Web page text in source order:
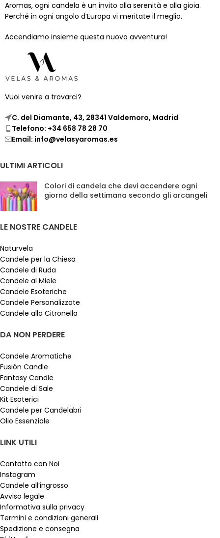
Aromas, ogni candela è un invito alla serenità e alla gioia.
Perché in ogni angolo d’Europa vi meritate il meglio.
Accendiamo insieme questa nuova avventura!
Vuoi venire a trovarci?
C. del Diamante, 43, 28341 Valdemoro, Madrid
Telefono: +34 658 78 28 70
Email: info@velasyaromas.es
ULTIMI ARTICOLI
Colori di candela che devi accendere ogni
giorno della settimana secondo gli arcangeli
LE NOSTRE CANDELE
Naturvela
Candele per la Chiesa
Candele di Ruda
Candele al Miele
Candele Esoteriche
Candele Personalizzate
Candele alla Citronella
DA NON PERDERE
Candele Aromatiche
Fusión Candle
Fantasy Candle
Candele di Sale
Kit Esoterici
Candele per Candelabri
Olio Essenziale
LINK UTILI
Contatto con Noi
Instagram
Candele all’ingrosso
Avviso legale
Informativa sulla privacy
Termini e condizioni generali
Spedizione e consegna